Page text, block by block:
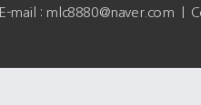
E-mail : mlc8880@naver.com |